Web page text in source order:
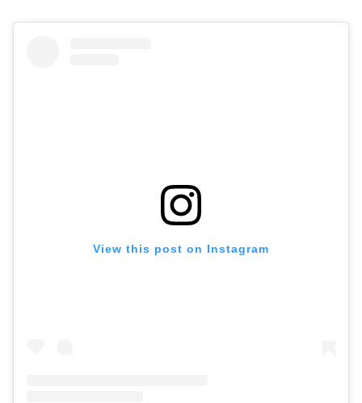
View this post on Instagram